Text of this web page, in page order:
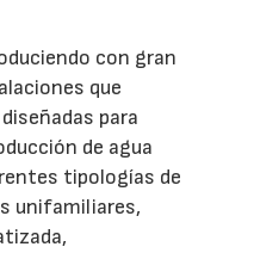
con gran
que
para
de agua
tipologías de
unifamiliares,